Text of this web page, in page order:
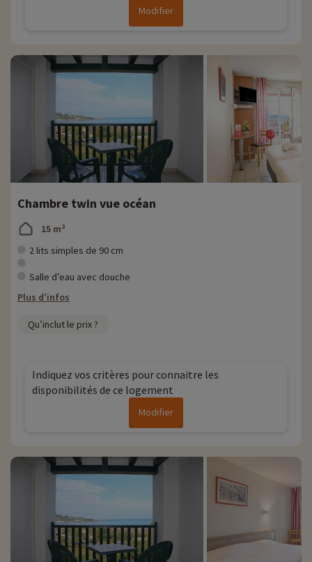
Modifier
Chambre twin vue océan
15 m²
2 lits simples de 90 cm
Salle d’eau avec douche
Plus d'infos
Qu’inclut le prix ?
Indiquez vos critères pour connaitre les
disponibilités de ce logement
Modifier